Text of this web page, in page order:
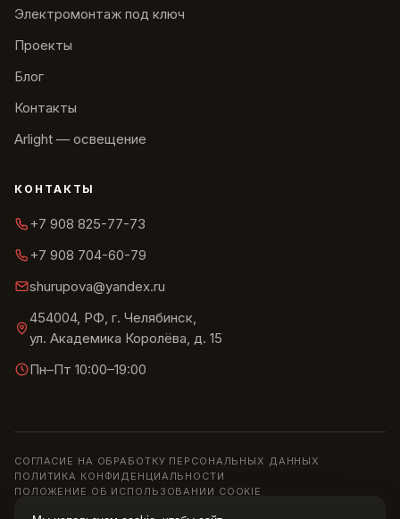
Электромонтаж под ключ
Проекты
Блог
Контакты
Arlight — освещение
КОНТАКТЫ
+7 908 825-77-73
+7 908 704-60-79
shurupova@yandex.ru
454004, РФ, г. Челябинск,
ул. Академика Королёва, д. 15
Пн–Пт 10:00–19:00
СОГЛАСИЕ НА ОБРАБОТКУ ПЕРСОНАЛЬНЫХ ДАННЫХ
ПОЛИТИКА КОНФИДЕНЦИАЛЬНОСТИ
ПОЛОЖЕНИЕ ОБ ИСПОЛЬЗОВАНИИ COOKIE